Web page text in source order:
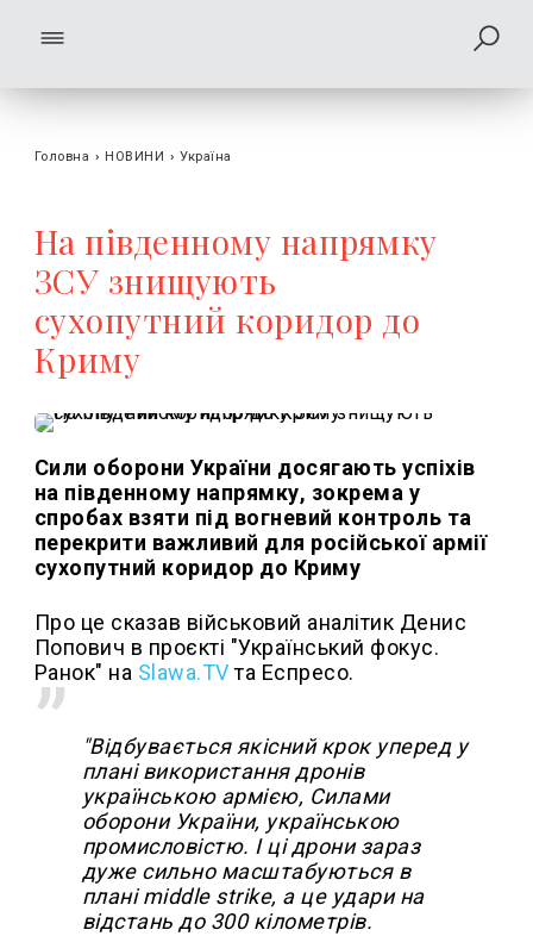
Головна › НОВИНИ › Україна
На південному напрямку
ЗСУ знищують
сухопутний коридор до
Криму
Сили оборони України досягають успіхів
на південному напрямку, зокрема у
спробах взяти під вогневий контроль та
перекрити важливий для російської армії
сухопутний коридор до Криму
Про це сказав військовий аналітик Денис
Попович в проєкті "Український фокус.
Ранок" на Slawa.TVта Еспресо.
"Відбувається якісний крок уперед у
плані використання дронів
українською армією, Силами
оборони України, українською
промисловістю. І ці дрони зараз
дуже сильно масштабуються в
плані middle strike, а це удари на
відстань до 300 кілометрів.